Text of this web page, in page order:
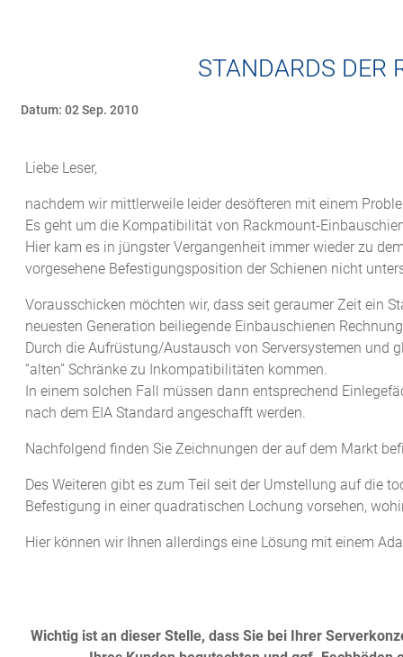
STANDARDS DER
Datum: 02 Sep. 2010
Liebe Leser,
nachdem wir mittlerweile leider desöfteren mit einem
Es geht um die Kompatibilität von Rackmount-
Hier kam es in jüngster Vergangenheit immer wieder zu
vorgesehene Befestigungsposition der Schienen nicht
Vorausschicken möchten wir, dass seit geraumer Zeit ein
neuesten Generation beiliegende Einbauschienen
Durch die Aufrüstung/Austausch von Serversystemen und
“alten” Schränke zu Inkompatibilitäten kommen.
In einem solchen Fall müssen dann entsprechend
nach dem EIA Standard angeschafft werden.
Nachfolgend finden Sie Zeichnungen der auf dem Markt
Des Weiteren gibt es zum Teil seit der Umstellung auf die
Befestigung in einer quadratischen Lochung vorsehen,
Hier können wir Ihnen allerdings eine Lösung mit einem
Wichtig ist an dieser Stelle, dass Sie bei Ihrer